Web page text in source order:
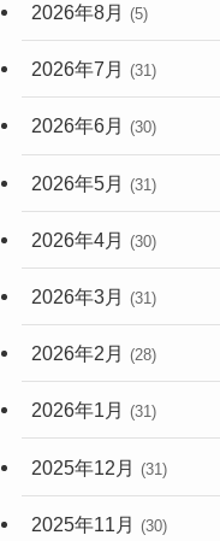
(248)
2026年8月 (5)
2026年7月 (31)
2026年6月 (30)
2026年5月 (31)
2026年4月 (30)
2026年3月 (31)
2026年2月 (28)
2026年1月 (31)
2025年12月 (31)
2025年11月 (30)